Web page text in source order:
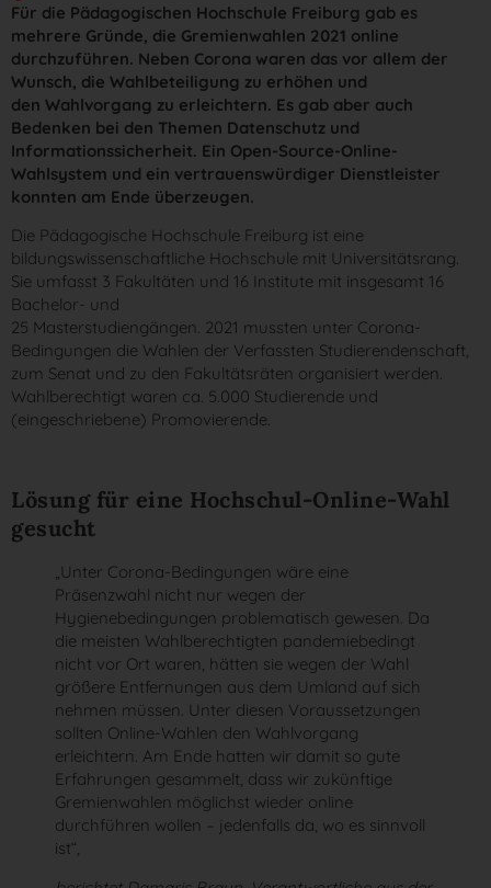
Für die Pädagogischen Hochschule Freiburg gab es
mehrere Gründe, die Gremienwahlen 2021 online
durchzuführen. Neben Corona waren das vor allem der
Wunsch, die Wahlbeteiligung zu erhöhen und
den Wahlvorgang zu erleichtern. Es gab aber auch
Bedenken bei den Themen Datenschutz und
Informationssicherheit. Ein Open-Source-Online-
Wahlsystem und ein vertrauenswürdiger Dienstleister
konnten am Ende überzeugen.
Die Pädagogische Hochschule Freiburg ist eine
bildungswissenschaftliche Hochschule mit Universitätsrang.
Sie umfasst 3 Fakultäten und 16 Institute mit insgesamt 16
Bachelor- und
25 Masterstudiengängen. 2021 mussten unter Corona-
Bedingungen die Wahlen der Verfassten Studierendenschaft,
zum Senat und zu den Fakultätsräten organisiert werden.
Wahlberechtigt waren ca. 5.000 Studierende und
(eingeschriebene) Promovierende.
Lösung für eine Hochschul-Online-Wahl
gesucht
„Unter Corona-Bedingungen wäre eine
Präsenzwahl nicht nur wegen der
Hygienebedingungen problematisch gewesen. Da
die meisten Wahlberechtigten pandemiebedingt
nicht vor Ort waren, hätten sie wegen der Wahl
größere Entfernungen aus dem Umland auf sich
nehmen müssen. Unter diesen Voraussetzungen
sollten Online-Wahlen den Wahlvorgang
erleichtern. Am Ende hatten wir damit so gute
Erfahrungen gesammelt, dass wir zukünftige
Gremienwahlen möglichst wieder online
durchführen wollen – jedenfalls da, wo es sinnvoll
ist“,